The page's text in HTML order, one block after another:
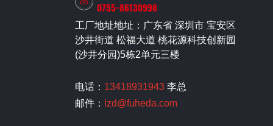
0755-86130998
工厂地址地址：广东省 深圳市 宝安区
沙井街道 松福大道 桃花源科技创新园
(沙井分园)5栋2单元三楼
电话： 13418931943李总
邮件：
lzd@fuheda.com